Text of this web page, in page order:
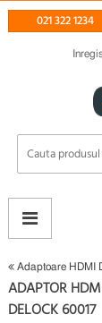
021 322 1234
Adaptoare HDMI
ADAPTOR
DELOCK 60017